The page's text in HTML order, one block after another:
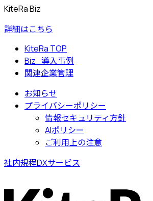
KiteRa Biz
詳細はこちら
KiteRa TOP
Biz_導入事例
関連企業管理
お知らせ
プライバシーポリシー
情報セキュリティ方針
AIポリシー
ご利用上の注意
社内規程DXサービス